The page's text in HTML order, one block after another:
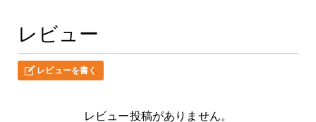
レビュー
レビューを書く
レビュー投稿がありません。